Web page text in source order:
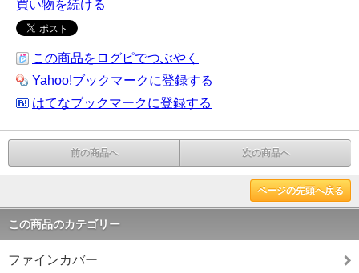
買い物を続ける
この商品をログピでつぶやく
Yahoo!ブックマークに登録する
はてなブックマークに登録する
前の商品へ 次の商品へ
ページの先頭へ戻る
この商品のカテゴリー
ファインカバー